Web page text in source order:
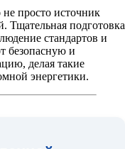
просто источник
Тщательная подготовка
стандартов и
безопасную и
делая такие
энергетики.